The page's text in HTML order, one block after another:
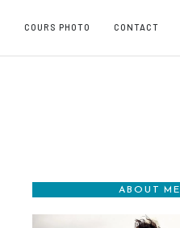
COURS PHOTO CONTACT
ABOUT ME